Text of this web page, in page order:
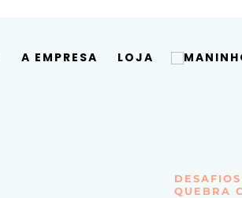
A EMPRESA LOJA
DESAFIOS
QUEBRA